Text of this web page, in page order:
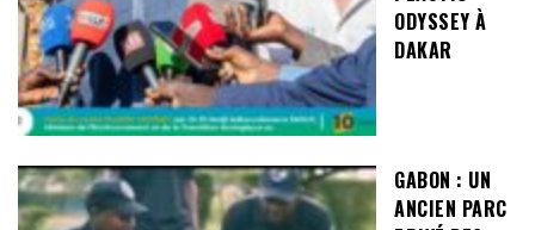
ODYSSEY À
DAKAR
GABON : UN
ANCIEN PARC